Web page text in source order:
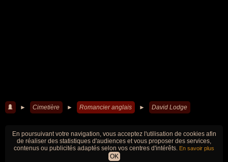
► Cimetière ► Romancier anglais ► David Lodge
En poursuivant votre navigation, vous acceptez l'utilisation de cookies afin
de réaliser des statistiques d'audiences et vous proposer des services,
contenus ou publicités adaptés selon vos centres d'intérêts. En savoir plus
OK